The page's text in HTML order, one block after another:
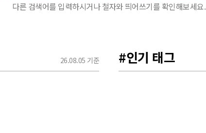
다른 검색어를 입력하시거나 철자와 띄어쓰기를 확인해보세요.
26.08.05 기준 #인기 태그